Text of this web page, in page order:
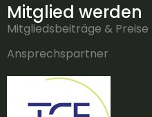
Mitglied werden
Mitgliedsbeiträge & Preise
Ansprechspartner